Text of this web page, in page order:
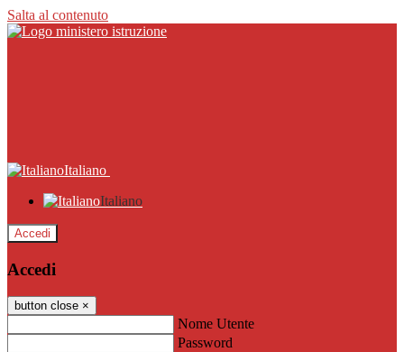
Salta al contenuto
Italiano
Italiano
Accedi
Accedi
button close ×
Nome Utente
Password